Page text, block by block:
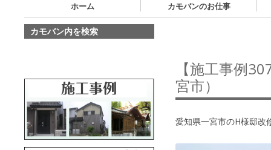
ホーム カモバンのお仕事
【施工事例
宮市）
愛知県一宮市のH様邸改
カモバン内を検索